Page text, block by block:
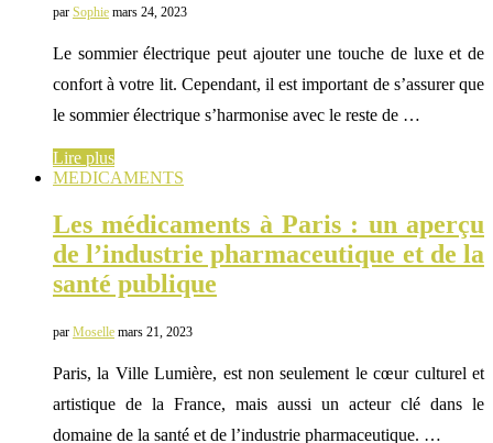
par Sophie mars 24, 2023
Le sommier électrique peut ajouter une touche de luxe et de
confort à votre lit. Cependant, il est important de s’assurer que
le sommier électrique s’harmonise avec le reste de …
Lire plus
MEDICAMENTS
Les médicaments à Paris : un aperçu
de l’industrie pharmaceutique et de la
santé publique
par Moselle mars 21, 2023
Paris, la Ville Lumière, est non seulement le cœur culturel et
artistique de la France, mais aussi un acteur clé dans le
domaine de la santé et de l’industrie pharmaceutique. …